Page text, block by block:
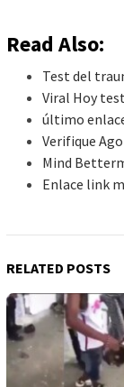
Read Also:
Test del
Viral Hoy
último
Verifique
Mind
Enlace link
RELATED POSTS